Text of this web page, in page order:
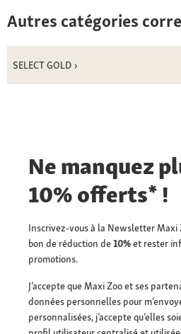
Autres catégories
SELECT GOLD
Ne manquez
10% offerts* !
Inscrivez-vous à la Newsletter Maxi
bon de réduction de10%et rester
promotions.
J’accepte que Maxi Zoo et ses
données personnelles pour
personnalisées, j’accepte qu’elles